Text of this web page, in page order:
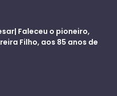
Faleceu o pioneiro,
Filho, aos 85 anos de